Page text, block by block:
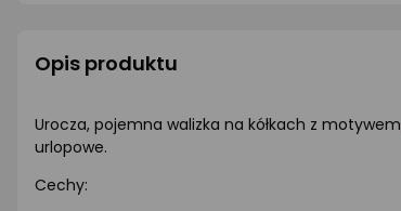
Opis produktu
Urocza, pojemna walizka na kółkach z motywem
urlopowe.
Cechy: